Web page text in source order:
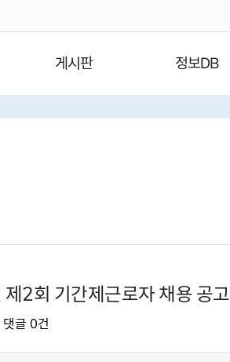
게시판 정보DB
2회 기간제근로자 채용 공고
댓글 0건